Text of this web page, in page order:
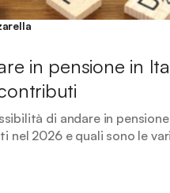
in pensione in
di andare in
nel 2026 e quali sono le